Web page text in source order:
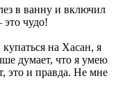
в ванну и включил
это чудо!
на Хасан, я
думает, что я умею
это и правда. Не мне